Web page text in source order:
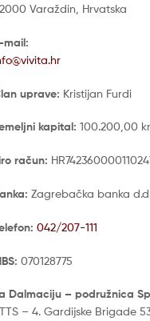
Varaždin, Hrvatska
mail:
uprave: Kristijan Furdi
kapital: 100.200,00
račun:
Zagrebačka banka
042/207-111
070128775
Dalmaciju – podružnica
– 4. Gardijske Brigade